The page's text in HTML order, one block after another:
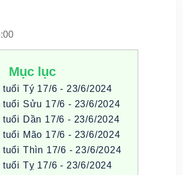
Mục lục
Tý 17/6 - 23/6/2024
Sửu 17/6 - 23/6/2024
Dần 17/6 - 23/6/2024
Mão 17/6 - 23/6/2024
Thìn 17/6 - 23/6/2024
Tỵ 17/6 - 23/6/2024